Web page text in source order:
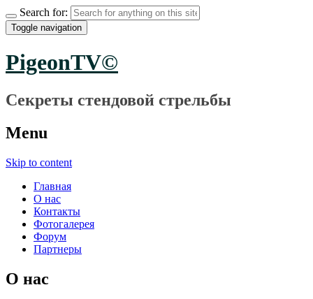
Search for:
Toggle navigation
PigeonTV©
Секреты стендовой стрельбы
Menu
Skip to content
Главная
О нас
Контакты
Фотогалерея
Форум
Партнеры
О нас